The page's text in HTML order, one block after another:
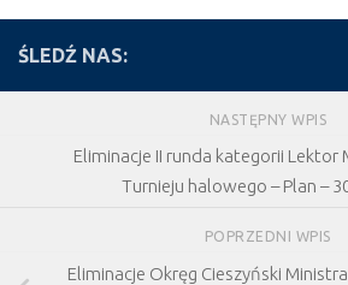
ŚLEDŹ NAS:
NASTĘPNY WPIS
Eliminacje II runda kategorii Lektor
Turnieju halowego – Plan –
POPRZEDNI WPIS
Eliminacje Okręg Cieszyński